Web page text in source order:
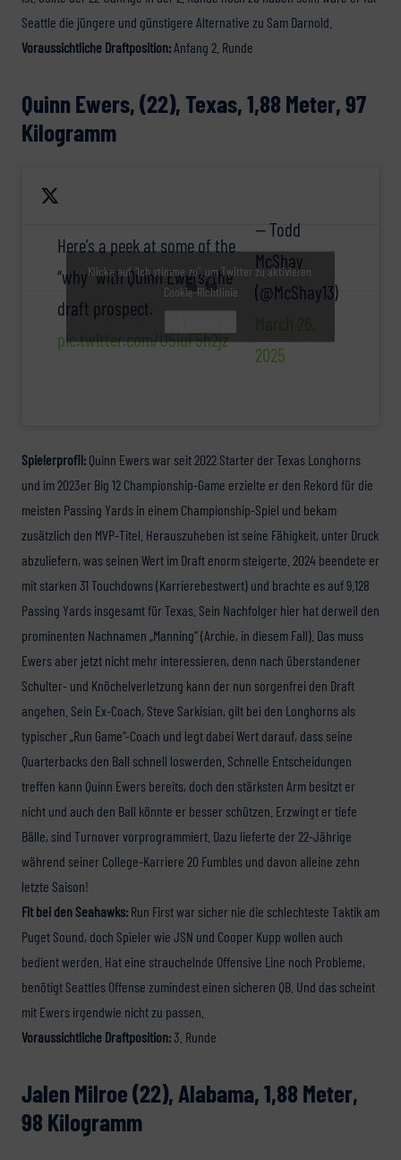
Seattle die jüngere und günstigere Alternative zu Sam Darnold.
Voraussichtliche Draftposition:Anfang 2. Runde
Quinn Ewers, (22), Texas, 1,88 Meter, 97
Kilogramm
Here’s a peek at some of the
“why” with Quinn Ewers, the
draft prospect.
pic.twitter.com/U5iuF5h2jz
— Todd
McShay
(@McShay13)
March 26,
2025
Klicke auf "Ich stimme zu", um Twitter zu aktivieren
Cookie-Richtlinie
Spielerprofil: Quinn Ewers war seit 2022 Starter der Texas Longhorns
und im 2023er Big 12 Championship-Game erzielte er den Rekord für die
meisten Passing Yards in einem Championship-Spiel und bekam
zusätzlich den MVP-Titel. Herauszuheben ist seine Fähigkeit, unter Druck
abzuliefern, was seinen Wert im Draft enorm steigerte. 2024 beendete er
mit starken 31 Touchdowns (Karrierebestwert) und brachte es auf 9.128
Passing Yards insgesamt für Texas. Sein Nachfolger hier hat derweil den
prominenten Nachnamen „Manning“ (Archie, in diesem Fall). Das muss
Ewers aber jetzt nicht mehr interessieren, denn nach überstandener
Schulter- und Knöchelverletzung kann der nun sorgenfrei den Draft
angehen. Sein Ex-Coach, Steve Sarkisian, gilt bei den Longhorns als
typischer „Run Game“-Coach und legt dabei Wert darauf, dass seine
Quarterbacks den Ball schnell loswerden. Schnelle Entscheidungen
treffen kann Quinn Ewers bereits, doch den stärksten Arm besitzt er
nicht und auch den Ball könnte er besser schützen. Erzwingt er tiefe
Bälle, sind Turnover vorprogrammiert. Dazu lieferte der 22-Jährige
während seiner College-Karriere 20 Fumbles und davon alleine zehn
letzte Saison!
Fit bei den Seahawks: Run First war sicher nie die schlechteste Taktik am
Puget Sound, doch Spieler wie JSN und Cooper Kupp wollen auch
bedient werden. Hat eine strauchelnde Offensive Line noch Probleme,
benötigt Seattles Offense zumindest einen sicheren QB. Und das scheint
mit Ewers irgendwie nicht zu passen.
Voraussichtliche Draftposition:3. Runde
Jalen Milroe (22), Alabama, 1,88 Meter,
98 Kilogramm